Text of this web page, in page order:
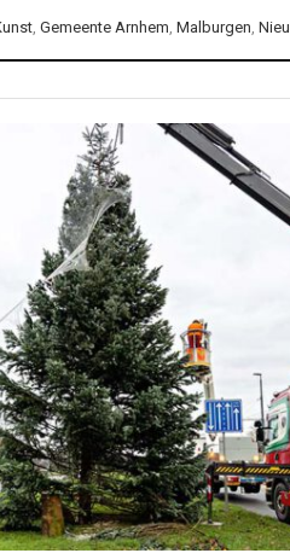
, Gemeente Arnhem, Malburgen,